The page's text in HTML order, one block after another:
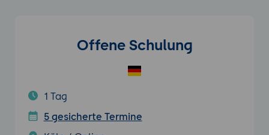
Offene Schulung
1 Tag
5 gesicherte Termine